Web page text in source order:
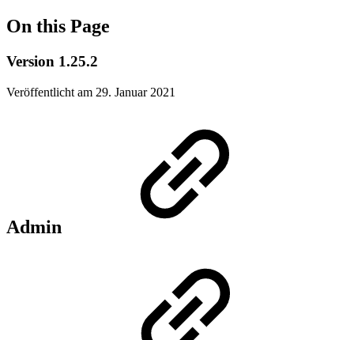
On this Page
Version 1.25.2
Veröffentlicht am 29. Januar 2021
Admin